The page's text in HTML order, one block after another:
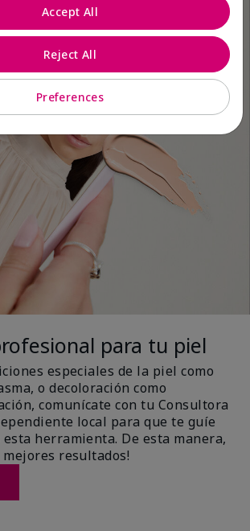
para tu piel
especiales de la piel como
o decoloración como
comunícate con tu Consultora
local para que te guíe
herramienta. De esta manera,
mejores resultados!
Preferences
Reject All
Accept All